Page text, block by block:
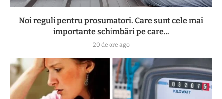
Noi reguli pentru prosumatori. Care sunt cele mai
importante schimbări pe care...
20 de ore ago